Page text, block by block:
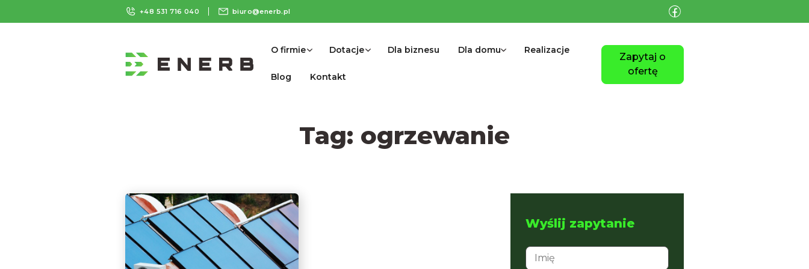
+48 531 716 040 biuro@enerb.pl
O firmie Dotacje Dla biznesu Dla domu Realizacje
Blog Kontakt
Zapytaj o
ofertę
Tag: ogrzewanie
Wyślij zapytanie